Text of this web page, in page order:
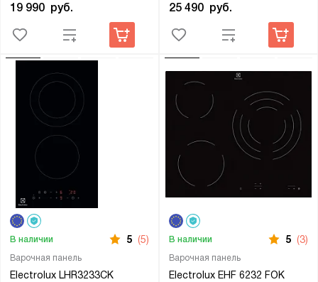
19 990 руб. 25 490 руб.
Варочная панель
Electrolux LHR3233CK
В наличии 5 (5)
Варочная панель
Electrolux EHF 6232 FOK
В наличии 5 (3)